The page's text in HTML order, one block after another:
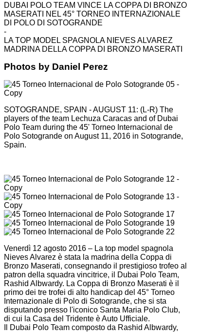
DUBAI POLO TEAM VINCE LA COPPA DI BRONZO
MASERATI NEL 45° TORNEO INTERNAZIONALE
DI POLO DI SOTOGRANDE
-
LA TOP MODEL SPAGNOLA NIEVES ALVAREZ
MADRINA DELLA COPPA DI BRONZO MASERATI
Photos by Daniel Perez
SOTOGRANDE, SPAIN - AUGUST 11: (L-R) The
players of the team Lechuza Caracas and of Dubai
Polo Team during the 45' Torneo Internacional de
Polo Sotogrande on August 11, 2016 in Sotogrande,
Spain.
Venerdì 12 agosto 2016 – La top model spagnola
Nieves Alvarez è stata la madrina della Coppa di
Bronzo Maserati, consegnando il prestigioso trofeo al
patron della squadra vincitrice, il Dubai Polo Team,
Rashid Albwardy. La Coppa di Bronzo Maserati è il
primo dei tre trofei di alto handicap del 45° Torneo
Internazionale di Polo di Sotogrande, che si sta
disputando presso l'iconico Santa Maria Polo Club,
di cui la Casa del Tridente è Auto Ufficiale.
Il Dubai Polo Team composto da Rashid Albwardy,